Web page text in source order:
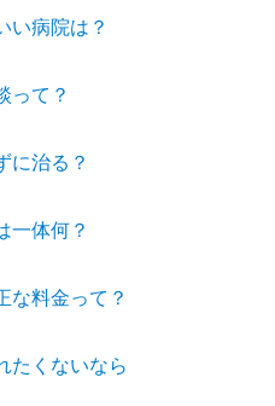
い病院は？
って？
に治る？
一体何？
な料金って？
たくないなら